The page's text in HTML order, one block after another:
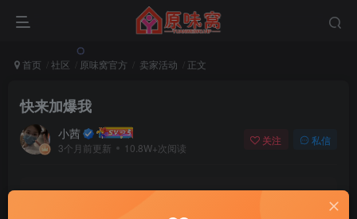
首页 社区 原味窝官方 卖家活动 正文
快来加爆我
小茜
3个月前更新 10.8W+次阅读
关注 私信